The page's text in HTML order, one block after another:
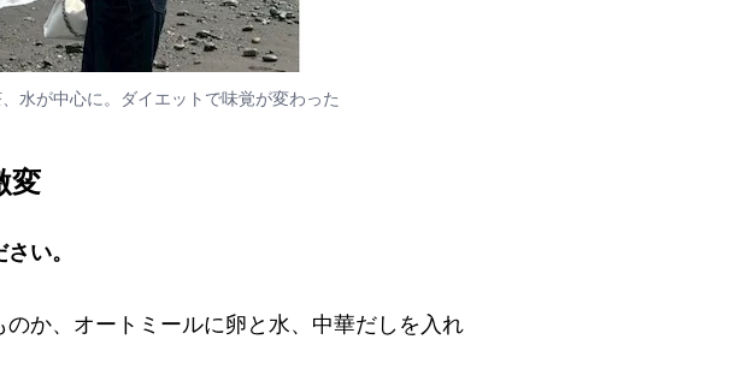
水が中心に。ダイエットで味覚が変わった
変
い。
か、オートミールに卵と水、中華だしを入れ